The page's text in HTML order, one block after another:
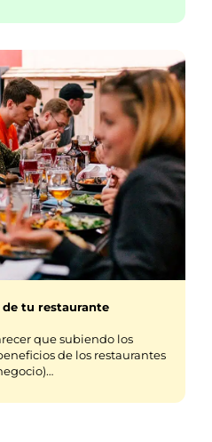
tu restaurante
que subiendo los
de los restaurantes